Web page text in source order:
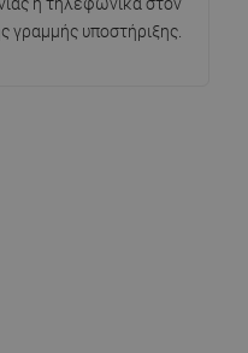
γραμμής υποστήριξης.
SWEDISH